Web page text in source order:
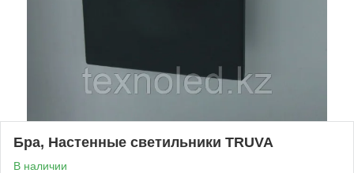
Бра, Настенные светильники TRUVA
В наличии